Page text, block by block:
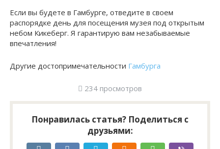
Если вы будете в Гамбурге, отведите в своем
распорядке день для посещения музея под открытым
небом Кикеберг. Я гарантирую вам незабываемые
впечатления!
Другие достопримечательности Гамбурга
234 просмотров
Понравилась статья? Поделиться с
друзьями: